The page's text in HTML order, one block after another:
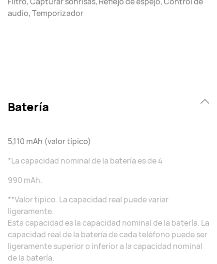
audio, Temporizador
Batería
5,110 mAh (valor típico)
*La capacidad nominal de la batería es de 4
990 mAh.
**Valor típico. La capacidad real puede variar
ligeramente.
Esta capacidad es la capacidad nominal de la batería. La
capacidad real de la batería de cada teléfono puede ser
ligeramente superior o inferior a la capacidad nominal
de la batería.